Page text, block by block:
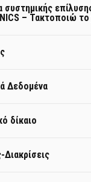
συστημικής
– Τακτοποιώ το
Δεδομένα
δίκαιο